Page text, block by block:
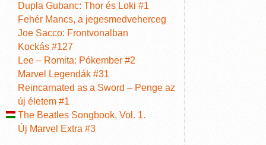
Dupla Gubanc: Thor és Loki #1
Fehér Mancs, a jegesmedveherceg
Joe Sacco: Frontvonalban
Kockás #127
Lee – Romita: Pókember #2
Marvel Legendák #31
Reincarnated as a Sword – Penge az
új életem #1
The Beatles Songbook, Vol. 1.
Új Marvel Extra #3